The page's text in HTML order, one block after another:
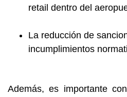
retail dentro del
La reducción de
incumplimientos
Además, es importante